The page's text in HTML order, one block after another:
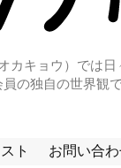
カキョウ）では
の独自の世界観
ト お問い合